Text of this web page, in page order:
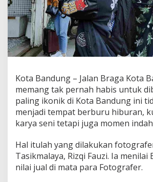
B
r
a
g
a
Kota Bandung – Jalan Braga Kota
memang tak pernah habis untuk
paling ikonik di Kota Bandung ini
menjadi tempat berburu hiburan,
karya seni tetapi juga momen
Hal itulah yang dilakukan
Tasikmalaya, Rizqi Fauzi. Ia menilai
nilai jual di mata para Fotografer.